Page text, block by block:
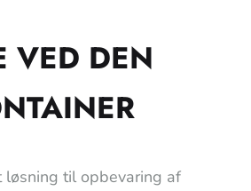
VED DEN
til opbevaring af